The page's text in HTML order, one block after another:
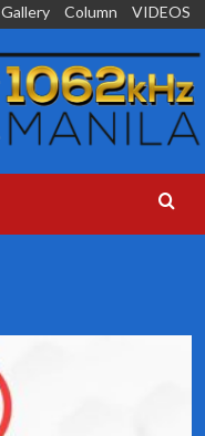
Column VIDEOS